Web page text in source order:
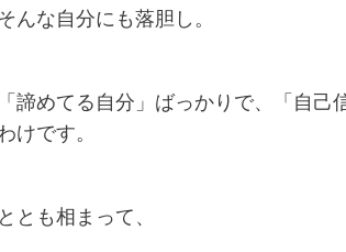
んな自分にも落胆し。
諦めてる自分」ばっかりで、「自己
けです。
とも相まって、